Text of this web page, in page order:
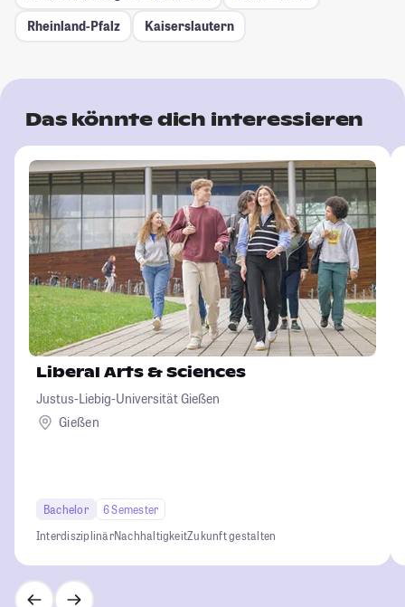
Rheinland-Pfalz
Kaiserslautern
Das könnte dich interessieren
Liberal Arts & Sciences
Justus-Liebig-Universität Gießen
Gießen
Bachelor
6 Semester
InterdisziplinärNachhaltigkeitZukunft gestalten